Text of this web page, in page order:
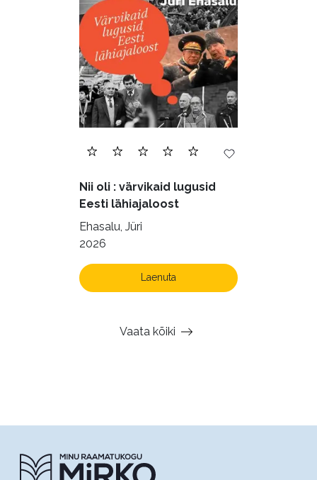
Nii oli : värvikaid lugusid
Eesti lähiajaloost
Ehasalu, Jüri
2026
Laenuta
Vaata kõiki